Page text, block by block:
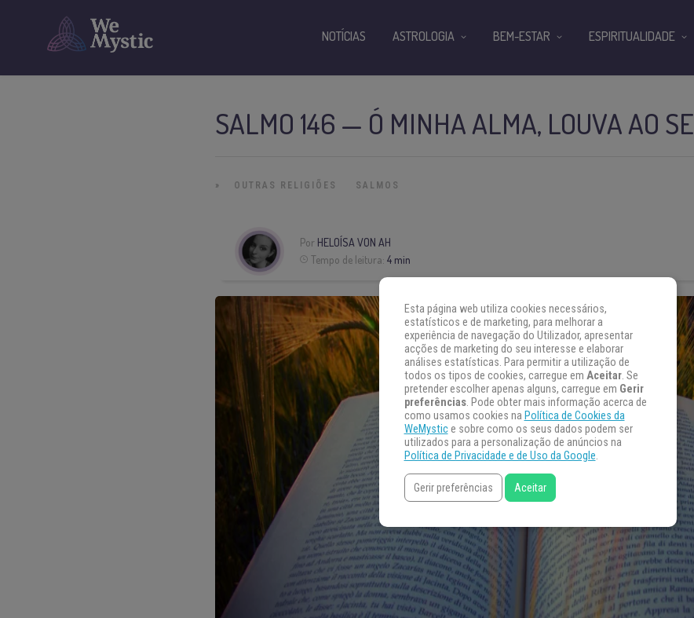
SALMO 146 — Ó MINHA ALMA, LOUVA AO
» OUTRAS RELIGIÕES SALMOS
Por HELOÍSA VON AH
Tempo de leitura: 4 min
NOTÍCIAS ASTROLOGIA BEM-ESTAR ESPIRITUALIDADE
Esta página web utiliza cookies necessários,
estatísticos e de marketing, para melhorar a
experiência de navegação do Utilizador, apresentar
acções de marketing do seu interesse e elaborar
análises estatísticas. Para permitir a utilização de
todos os tipos de cookies, carregue em Aceitar. Se
pretender escolher apenas alguns, carregue em Gerir
preferências. Pode obter mais informação acerca de
como usamos cookies na Política de Cookies da
WeMystice sobre como os seus dados podem ser
utilizados para a personalização de anúncios na
Política de Privacidade e de Uso da Google.
Gerir preferências Aceitar